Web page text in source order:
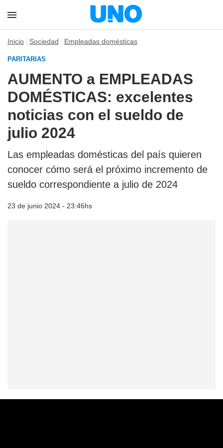
Inicio Sociedad Empleadas domésticas
PARITARIAS
AUMENTO a EMPLEADAS
DOMÉSTICAS: excelentes
noticias con el sueldo de
julio 2024
Las empleadas domésticas del país quieren
conocer cómo será el próximo incremento de
sueldo correspondiente a julio de 2024
23 de junio 2024 - 23:46hs